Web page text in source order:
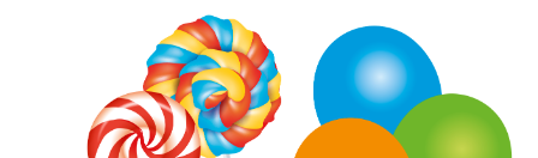
Cookievoorkeuren zijn beschikbaar. Kies instellingen of sta alle